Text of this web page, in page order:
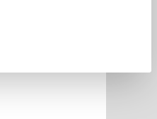
werden.